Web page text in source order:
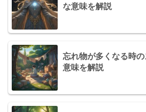
な意味を解説
忘れ物が多くなる時
意味を解説